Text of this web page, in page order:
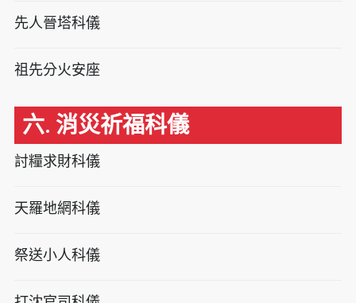
先人晉塔科儀
祖先分火安座
六. 消災祈福科儀
討糧求財科儀
天羅地網科儀
祭送小人科儀